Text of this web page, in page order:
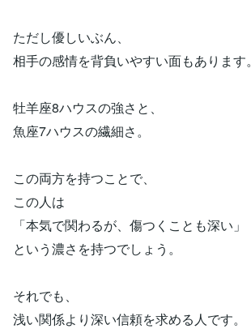
ただし優しいぶん、
相手の感情を背負いやすい面もあります。
牡羊座8ハウスの強さと、
魚座7ハウスの繊細さ。
この両方を持つことで、
この人は
「本気で関わるが、傷つくことも深い」
という濃さを持つでしょう。
それでも、
浅い関係より深い信頼を求める人です。